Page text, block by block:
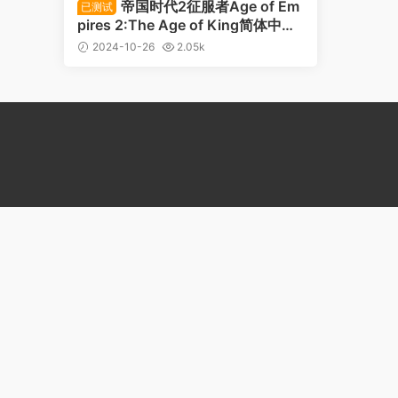
已测试 帝国时代2征服者Age of Em
pires 2:The Age of King简体中文
联机版
2024-10-26 2.05k